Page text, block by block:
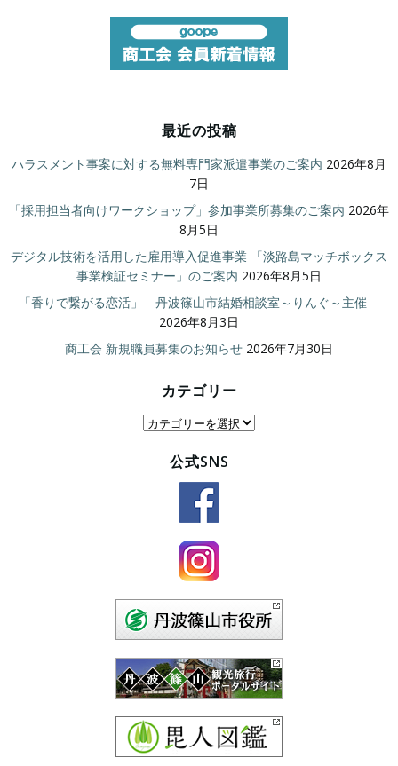
最近の投稿
ハラスメント事案に対する無料専門家派遣事業のご案内 2026年8月
7日
「採用担当者向けワークショップ」参加事業所募集のご案内 2026年
8月5日
デジタル技術を活用した雇用導入促進事業 「淡路島マッチボックス
事業検証セミナー」のご案内 2026年8月5日
「香りで繋がる恋活」 丹波篠山市結婚相談室～りんぐ～主催
2026年8月3日
商工会 新規職員募集のお知らせ 2026年7月30日
カテゴリー
カ
公式SNS